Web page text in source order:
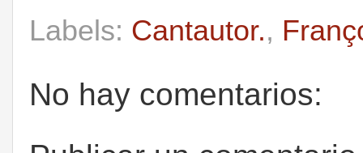
Labels: Cantautor.,
No hay comentarios: